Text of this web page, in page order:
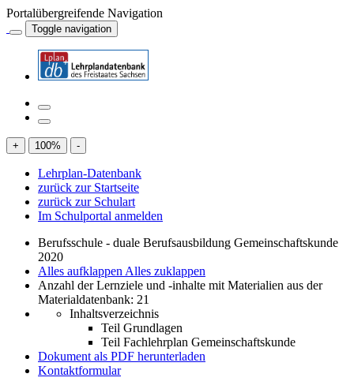
Portalübergreifende Navigation
Toggle navigation
+ 100% -
Lehrplan-Datenbank
zurück zur Startseite
zurück zur Schulart
Im Schulportal anmelden
Berufsschule - duale Berufsausbildung Gemeinschaftskunde
2020
Alles aufklappen Alles zuklappen
Anzahl der Lernziele und -inhalte mit Materialien aus der
Materialdatenbank: 21
Inhaltsverzeichnis
Teil Grundlagen
Teil Fachlehrplan Gemeinschaftskunde
Dokument als PDF herunterladen
Kontaktformular